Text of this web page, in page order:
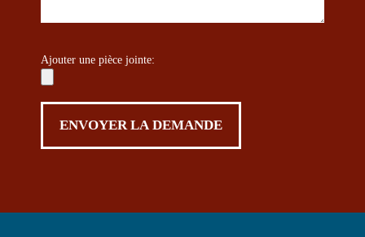
Ajouter une pièce jointe: